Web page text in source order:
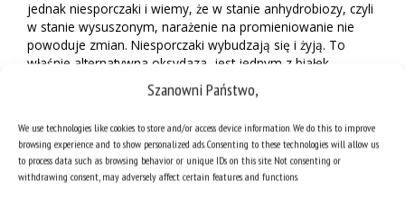
Szanowni Państwo,
We use technologies like cookies to store and/or access device information. We do this to improve
browsing experience and to show personalized ads. Consenting to these technologies will allow us
to process data such as browsing behavior or unique IDs on this site. Not consenting or
withdrawing consent, may adversely affect certain features and functions.
jednak niesporczaki i wiemy, że w stanie anhydrobiozy, czyli
w stanie wysuszonym, narażenie na promieniowanie nie
powoduje zmian. Niesporczaki wybudzają się i żyją. To
właśnie alternatywna oksydaza jest jednym z białek
odpowiedzialnych za dobre wchodzenie niesporczaków w
stan anhydrobiozy. Naukowcy liczą na to, że być może
promieniowaniem.
Niesporczaki to kosmiczni piraci. Potrafią przetrwać bardzo
wysokie i bardzo niskie temperatury. Dopóki nie natkną się